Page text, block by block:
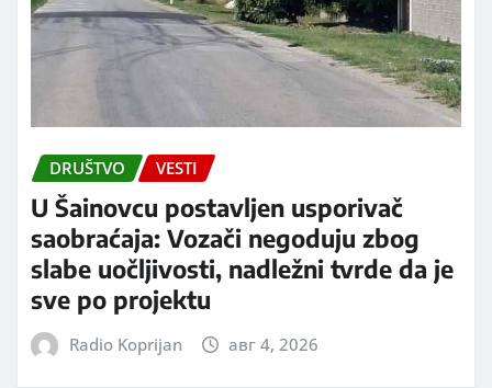
DRUŠTVO VESTI
U Šainovcu postavljen usporivač
saobraćaja: Vozači negoduju zbog
slabe uočljivosti, nadležni tvrde da je
sve po projektu
Radio Koprijan авг 4, 2026